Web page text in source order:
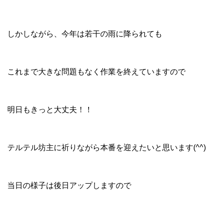
しかしながら、今年は若干の雨に降られても
これまで大きな問題もなく作業を終えていますので
明日もきっと大丈夫！！
テルテル坊主に祈りながら本番を迎えたいと思います(^^)
当日の様子は後日アップしますので